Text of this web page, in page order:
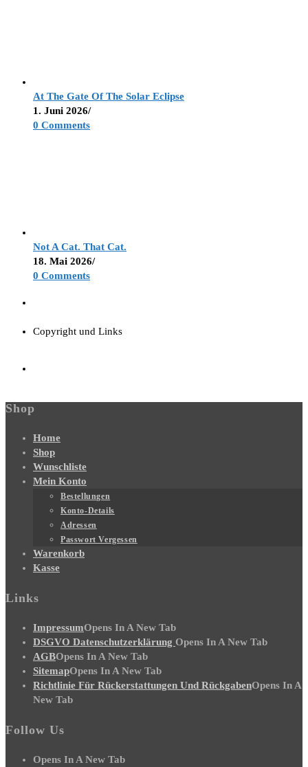
At The Gate Of The Solar Eclipse
1. Juni 2026/
0 Comments
Not A Cat. That Cat.
18. Mai 2026/
0 Comments
Copyright und Links
Shop
Home
Shop
Wunschliste
Mein Konto
Bestellungen
Konto-Details
Adressen
Passwort Vergessen
Warenkorb
Kasse
Links
ImpressumOpens In A New Tab
DSGVO Datenschutzerklärung Opens In A New Tab
AGBOpens In A New Tab
SitemapOpens In A New Tab
Richtlinie Für Rückerstattungen Und RückgabenOpens In A
New Tab
Follow Us
Opens In A New Tab